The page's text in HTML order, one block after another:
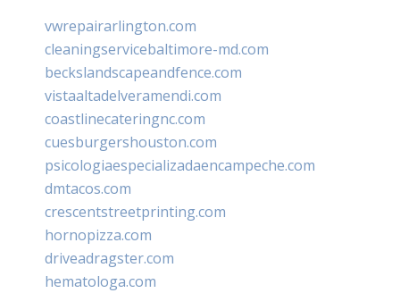
vwrepairarlington.com
cleaningservicebaltimore-md.com
beckslandscapeandfence.com
vistaaltadelveramendi.com
coastlinecateringnc.com
cuesburgershouston.com
psicologiaespecializadaencampeche.com
dmtacos.com
crescentstreetprinting.com
hornopizza.com
driveadragster.com
hematologa.com